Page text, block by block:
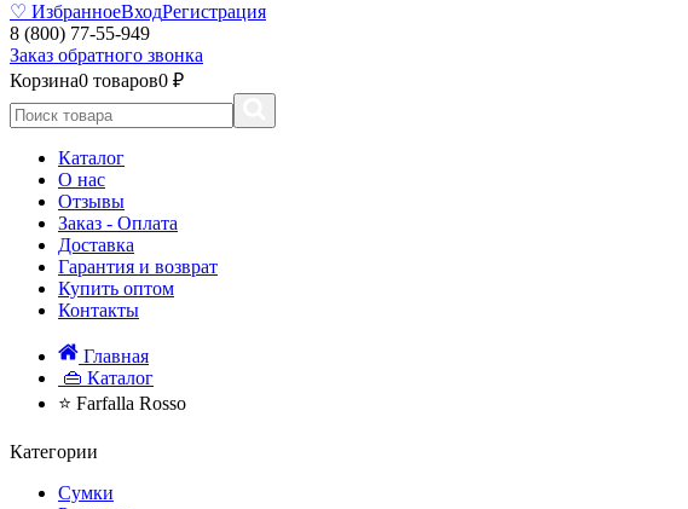
♡ ИзбранноеВходРегистрация
8 (800) 77-55-949
Заказ обратного звонка
Корзина0 товаров0 ₽
Каталог
О нас
Отзывы
Заказ - Оплата
Доставка
Гарантия и возврат
Купить оптом
Контакты
Главная
👜 Каталог
⭐ Farfalla Rosso
Категории
Сумки